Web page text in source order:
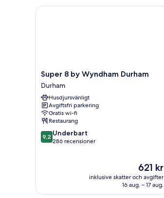
Super
8
by
Wyndham
Durham
Durham
Super 8 by Wyndham Durham
Durham
Husdjursvänligt
Avgiftsfri parkering
Gratis wi-fi
Restaurang
9.2
av
9,2 Underbart
286 recensioner
Priset
är
621 kr
621 kr
inklusive skatter och avgifter
16 aug. – 17 aug.
Super 8 by Wyndham Durham